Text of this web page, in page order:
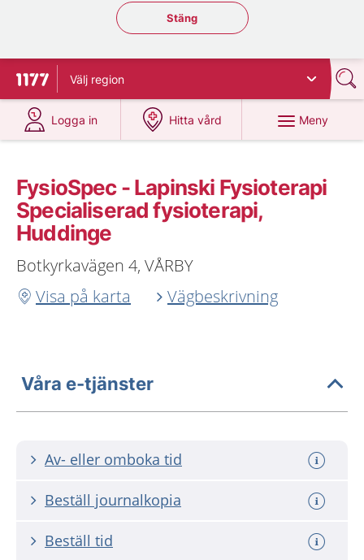
Stäng regionsväljaren
Stäng
Till startsidan för 1177
Välj region
Logga in
på 1177.se
Hitta vård
på 1177.se
Meny
FysioSpec - Lapinski Fysioterapi
Specialiserad fysioterapi,
Huddinge
Botkyrkavägen 4, VÅRBY
Visa på karta
Vägbeskrivning
Våra e-tjänster
Av- eller omboka tid
Beställ journalkopia
Beställ tid